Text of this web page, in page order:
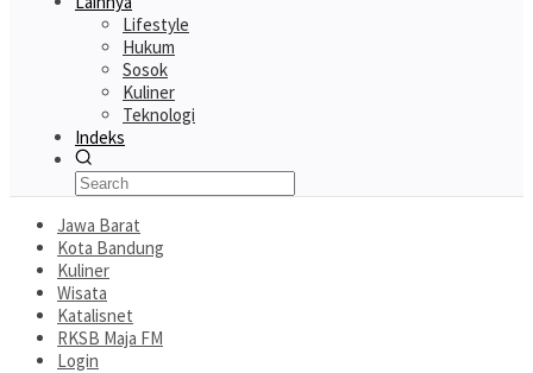
Lifestyle
Hukum
Sosok
Kuliner
Teknologi
Indeks
Jawa Barat
Kota Bandung
Kuliner
Wisata
Katalisnet
RKSB Maja FM
Login